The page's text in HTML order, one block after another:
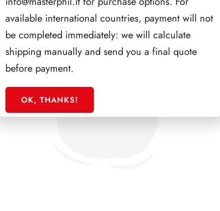
available international countries, payment will not
be completed immediately: we will calculate
shipping manually and send you a final quote
before payment.
OK, THANKS!